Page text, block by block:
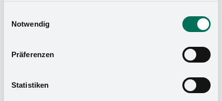
zu Sicherheits- und Überwachungszwecken zugreifen,
Rechtsmittel einlegen können. Mit Ihrer Einstellung
willigen Sie in die oben beschriebenen Vorgänge ein. Sie
widerrufen. Mehr Informationen finden Sie in unserer
Impressum.
Notwendig
Präferenzen
Statistiken